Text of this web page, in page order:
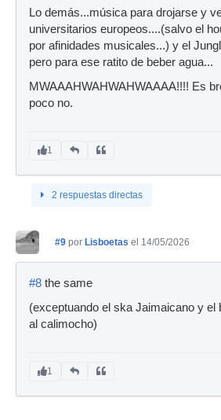
Lo demás...música para drojarse y
universitarios europeos....(salvo el
por afinidades musicales...) y el
pero para ese ratito de beber agua...
MWAAAHWAHWAHWAAAA!!!! Es
poco no.
1
2 respuestas directas
#9 por Lisboetas el 14/05/2026
#8 the same
(exceptuando el ska Jaimaicano y el
al calimocho)
1